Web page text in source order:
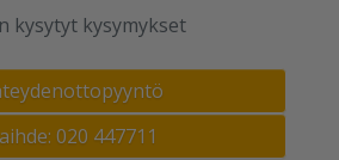
kysytyt kysymykset
020 447711